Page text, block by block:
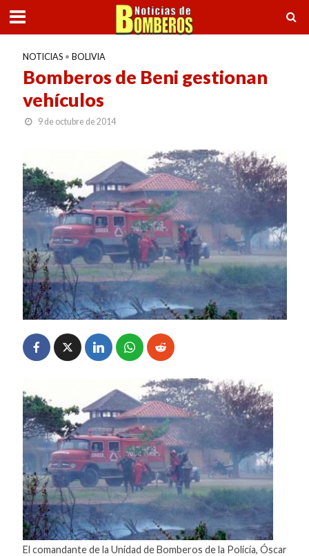
NOTICIAS • BOLIVIA
Bomberos de Beni gestionan
vehículos
9 de octubre de 2014
El comandante de la Unidad de Bomberos de la Policía, Óscar